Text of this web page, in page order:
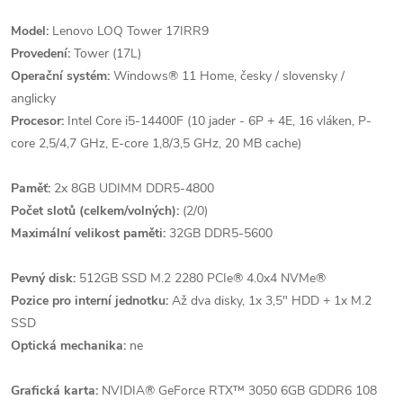
Model: Lenovo LOQ Tower 17IRR9
Provedení: Tower (17L)
Operační systém: Windows® 11 Home, česky / slovensky /
anglicky
Procesor: Intel Core i5-14400F (10 jader - 6P + 4E, 16 vláken, P-
core 2,5/4,7 GHz, E-core 1,8/3,5 GHz, 20 MB cache)
Paměť: 2x 8GB UDIMM DDR5-4800
Počet slotů (celkem/volných): (2/0)
Maximální velikost paměti: 32GB DDR5-5600
Pevný disk: 512GB SSD M.2 2280 PCIe® 4.0x4 NVMe®
Pozice pro interní jednotku: Až dva disky, 1x 3,5" HDD + 1x M.2
SSD
Optická mechanika: ne
Grafická karta: NVIDIA® GeForce RTX™ 3050 6GB GDDR6 108